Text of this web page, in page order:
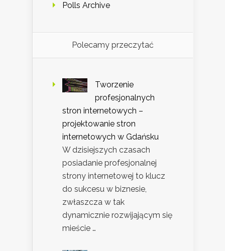
Polls Archive
Polecamy przeczytać
Tworzenie
profesjonalnych
stron internetowych –
projektowanie stron
internetowych w Gdańsku
W dzisiejszych czasach
posiadanie profesjonalnej
strony internetowej to klucz
do sukcesu w biznesie,
zwłaszcza w tak
dynamicznie rozwijającym się
mieście …